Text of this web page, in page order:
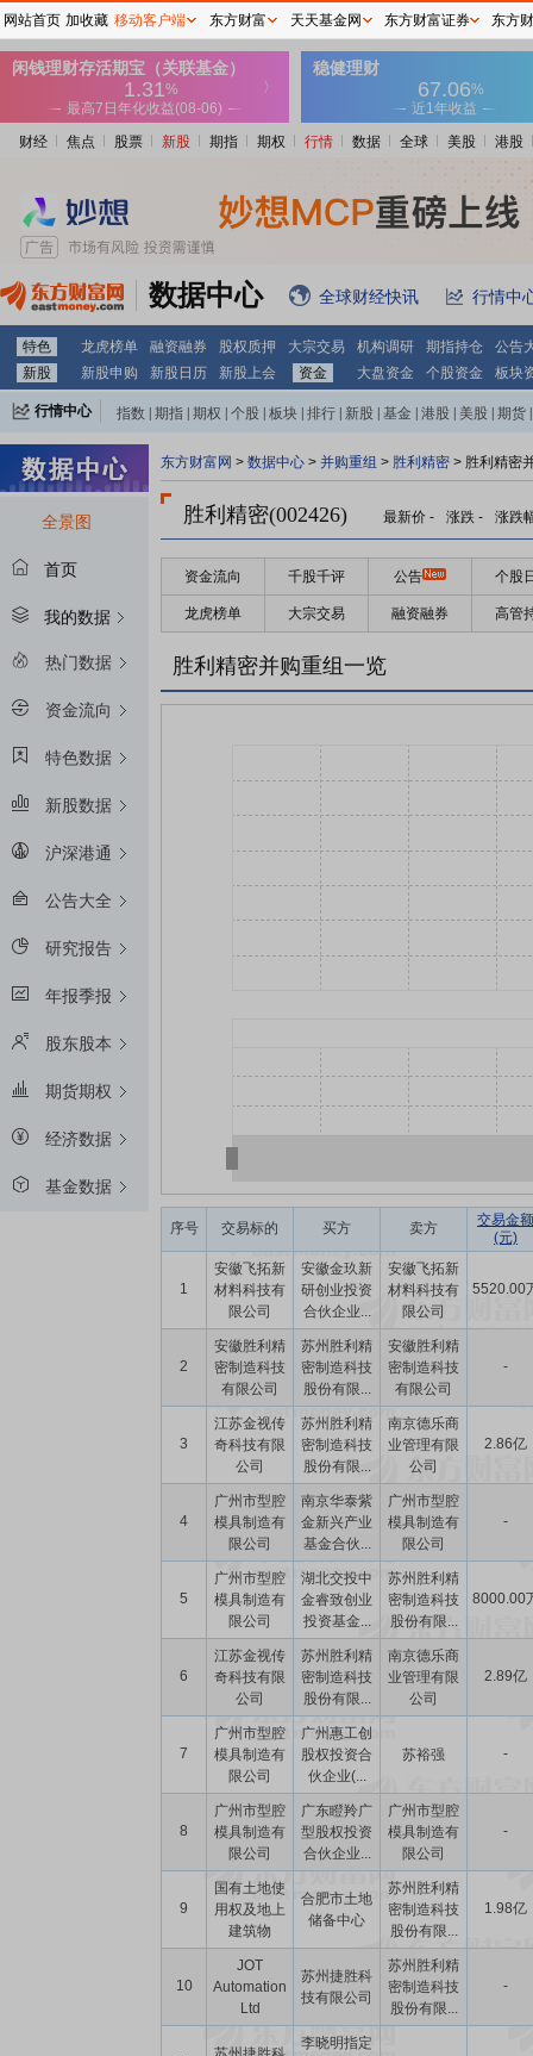
财经 焦点 股票 新股 期指 期权 行情 数据 全球 美股 港股
数据中心 全球财经快讯 行情中
特色 龙虎榜单 融资融券 股权质押 大宗交易 机构调研 期指持仓
公告
新股
新股申购 新股日历 新股上会 资金 大盘资金 个股资金 板块
行情中心 指数 期指 期权 个股 板块 排行 新股 基金 港股 美股 期货
全景图
首页
我的数据
热门数据
资金流向
特色数据
新股数据
沪深港通
公告大全
研究报告
年报季报
股东股本
期货期权
经济数据
基金数据
东方财富网 > 数据中心 > 并购重组 > 胜利精密 > 胜利精密
胜利精密(002426) 最新价 - 涨跌 - 涨跌
资金流向 千股千评 公告 个股
龙虎榜单 大宗交易 融资融券 高管
胜利精密并购重组一览
序号 交易标的 买方 卖方
交易金额
(元)
1
安徽飞拓新
材料科技有
限公司
安徽金玖新
研创业投资
合伙企业...
安徽飞拓新
材料科技有
限公司
5520.00
2
安徽胜利精
密制造科技
有限公司
苏州胜利精
密制造科技
股份有限...
安徽胜利精
密制造科技
有限公司
-
3
江苏金视传
奇科技有限
公司
苏州胜利精
密制造科技
股份有限...
南京德乐商
业管理有限
公司
2.86亿
4
广州市型腔
模具制造有
限公司
南京华泰紫
金新兴产业
基金合伙...
广州市型腔
模具制造有
限公司
-
5
广州市型腔
模具制造有
限公司
湖北交投中
金睿致创业
投资基金...
苏州胜利精
密制造科技
股份有限...
8000.00
6
江苏金视传
奇科技有限
公司
苏州胜利精
密制造科技
股份有限...
南京德乐商
业管理有限
公司
2.89亿
7
广州市型腔
模具制造有
限公司
广州惠工创
股权投资合
伙企业(...
苏裕强 -
8
广州市型腔
模具制造有
限公司
广东瞪羚广
型股权投资
合伙企业...
广州市型腔
模具制造有
限公司
-
9
国有土地使
用权及地上
建筑物
合肥市土地
储备中心
苏州胜利精
密制造科技
股份有限...
1.98亿
10
JOT
Automation
Ltd
苏州捷胜科
技有限公司
苏州胜利精
密制造科技
股份有限...
-
李晓明指定
网站首页 加收藏 移动客户端 东方财富 天天基金网 东方财富证券 东方